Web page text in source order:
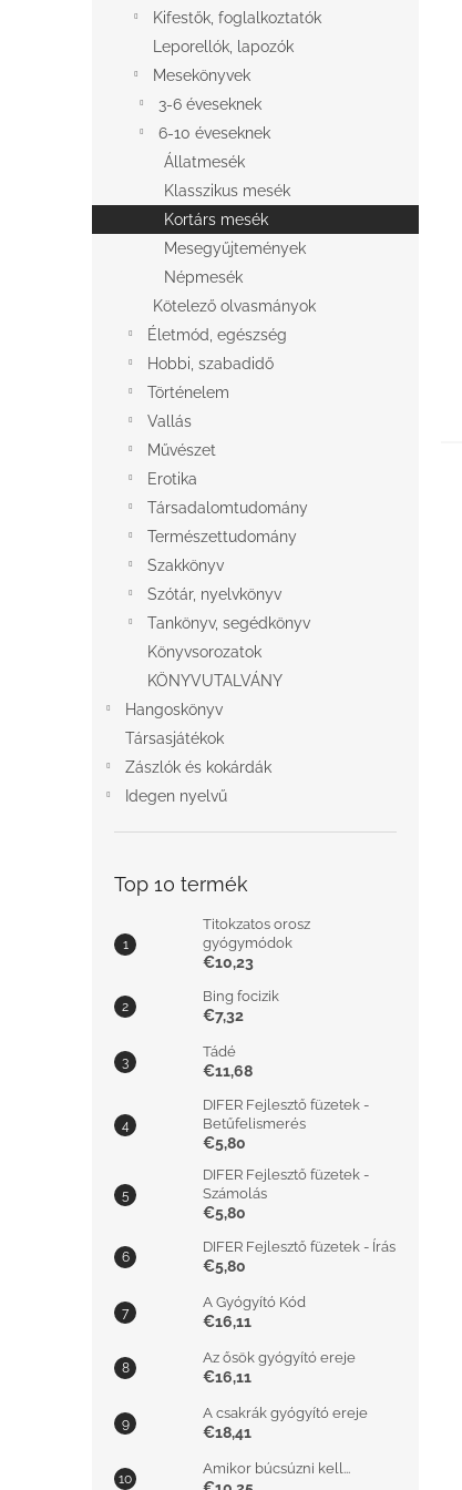
Kifestők, foglalkoztatók
Leporellók, lapozók
Mesekönyvek
3-6 éveseknek
6-10 éveseknek
Állatmesék
Klasszikus mesék
Kortárs mesék
Mesegyűjtemények
Népmesék
Kötelező olvasmányok
Életmód, egészség
Hobbi, szabadidő
Történelem
Vallás
Művészet
Erotika
Társadalomtudomány
Természettudomány
Szakkönyv
Szótár, nyelvkönyv
Tankönyv, segédkönyv
Könyvsorozatok
KÖNYVUTALVÁNY
Hangoskönyv
Társasjátékok
Zászlók és kokárdák
Idegen nyelvű
Top 10 termék
Titokzatos orosz
gyógymódok
€10,23
Bing focizik
€7,32
Tádé
€11,68
DIFER Fejlesztő füzetek -
Betűfelismerés
€5,80
DIFER Fejlesztő füzetek -
Számolás
€5,80
DIFER Fejlesztő füzetek - Írás
€5,80
A Gyógyító Kód
€16,11
Az ősök gyógyító ereje
€16,11
A csakrák gyógyító ereje
€18,41
Amikor búcsúzni kell...